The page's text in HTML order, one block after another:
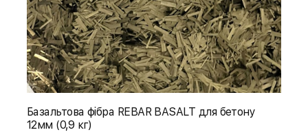
Базальтова фібра REBAR BASALT для бетону
12мм (0,9 кг)